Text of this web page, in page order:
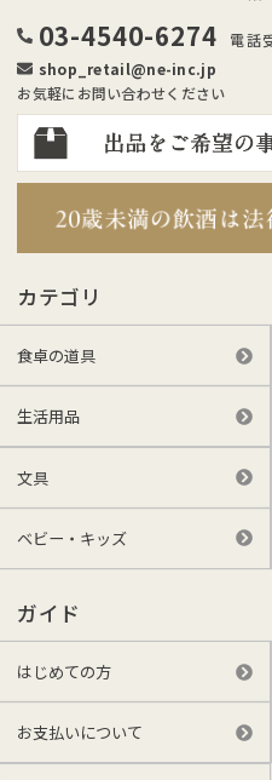
03-4540-6274
電話
shop_retail@ne-inc.jp
お気軽にお問い合わせください
カテゴリ
食卓の道具
生活用品
文具
ベビー・キッズ
ガイド
はじめての方
お支払いについて